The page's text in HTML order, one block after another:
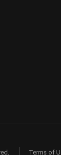
Terms of